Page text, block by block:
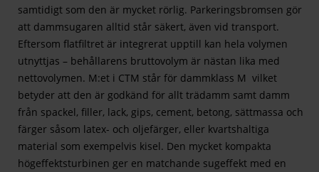
samtidigt som den är mycket rörlig. Parkeringsbromsen gör
att dammsugaren alltid står säkert, även vid transport.
Eftersom flatfiltret är integrerat upptill kan hela volymen
utnyttjas – behållarens bruttovolym är nästan lika med
nettovolymen. M:et i CTM står för dammklass M vilket
betyder att den är godkänd för allt trädamm samt damm
från spackel, filler, lack, gips, cement, betong, sättmassa och
färger såsom latex- och oljefärger, eller kvartshaltiga
material som exempelvis kisel. Den mycket kompakta
högeffektsturbinen ger en matchande sugeffekt med en